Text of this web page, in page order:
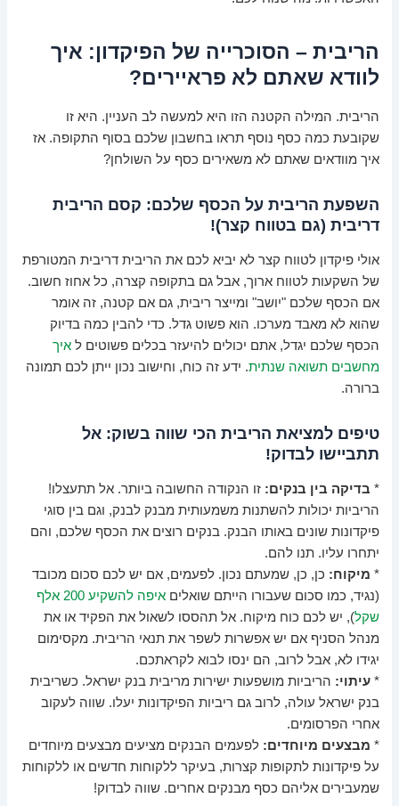
הריבית – הסוכרייה של הפיקדון: איך
לוודא שאתם לא פראיירים?
הריבית. המילה הקטנה הזו היא למעשה לב העניין. היא זו
שקובעת כמה כסף נוסף תראו בחשבון שלכם בסוף התקופה. אז
איך מוודאים שאתם לא משאירים כסף על השולחן?
השפעת הריבית על הכסף שלכם: קסם הריבית
דריבית (גם בטווח קצר)!
אולי פיקדון לטווח קצר לא יביא לכם את הריבית דריבית המטורפת
של השקעות לטווח ארוך, אבל גם בתקופה קצרה, כל אחוז חשוב.
אם הכסף שלכם "יושב" ומייצר ריבית, גם אם קטנה, זה אומר
שהוא לא מאבד מערכו. הוא פשוט גדל. כדי להבין כמה בדיוק
הכסף שלכם יגדל, אתם יכולים להיעזר בכלים פשוטים לאיך
מחשבים תשואה שנתית. ידע זה כוח, וחישוב נכון ייתן לכם תמונה
ברורה.
טיפים למציאת הריבית הכי שווה בשוק: אל
תתביישו לבדוק!
* בדיקה בין בנקים: זו הנקודה החשובה ביותר. אל תתעצלו!
הריביות יכולות להשתנות משמעותית מבנק לבנק, וגם בין סוגי
פיקדונות שונים באותו הבנק. בנקים רוצים את הכסף שלכם, והם
יתחרו עליו. תנו להם.
* מיקוח: כן, כן, שמעתם נכון. לפעמים, אם יש לכם סכום מכובד
(נגיד, כמו סכום שעבורו הייתם שואלים
איפה להשקיע 200 אלף
שקל), יש לכם כוח מיקוח. אל תהססו לשאול את הפקיד או את
מנהל הסניף אם יש אפשרות לשפר את תנאי הריבית. מקסימום
יגידו לא, אבל לרוב, הם ינסו לבוא לקראתכם.
*עיתוי: הריביות מושפעות ישירות מריבית בנק ישראל. כשריבית
בנק ישראל עולה, לרוב גם ריביות הפיקדונות יעלו. שווה לעקוב
אחרי הפרסומים.
* מבצעים מיוחדים: לפעמים הבנקים מציעים מבצעים מיוחדים
על פיקדונות לתקופות קצרות, בעיקר ללקוחות חדשים או ללקוחות
שמעבירים אליהם כסף מבנקים אחרים. שווה לבדוק!